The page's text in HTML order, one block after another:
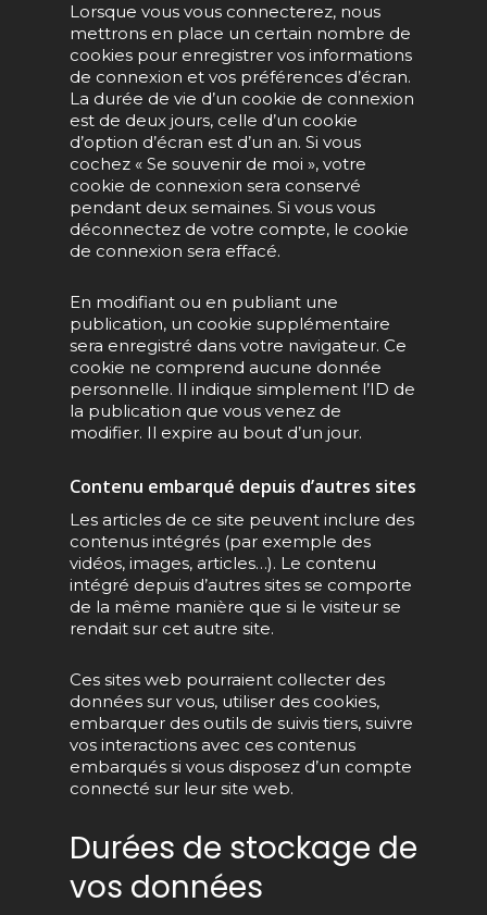
Lorsque vous vous connecterez, nous
mettrons en place un certain nombre de
cookies pour enregistrer vos informations
de connexion et vos préférences d’écran.
La durée de vie d’un cookie de connexion
est de deux jours, celle d’un cookie
d’option d’écran est d’un an. Si vous
cochez « Se souvenir de moi », votre
cookie de connexion sera conservé
pendant deux semaines. Si vous vous
déconnectez de votre compte, le cookie
de connexion sera effacé.
En modifiant ou en publiant une
publication, un cookie supplémentaire
sera enregistré dans votre navigateur. Ce
cookie ne comprend aucune donnée
personnelle. Il indique simplement l’ID de
la publication que vous venez de
modifier. Il expire au bout d’un jour.
Contenu embarqué depuis d’autres sites
Les articles de ce site peuvent inclure des
contenus intégrés (par exemple des
vidéos, images, articles…). Le contenu
intégré depuis d’autres sites se comporte
de la même manière que si le visiteur se
rendait sur cet autre site.
Ces sites web pourraient collecter des
données sur vous, utiliser des cookies,
embarquer des outils de suivis tiers, suivre
vos interactions avec ces contenus
embarqués si vous disposez d’un compte
connecté sur leur site web.
Durées de stockage de
vos données